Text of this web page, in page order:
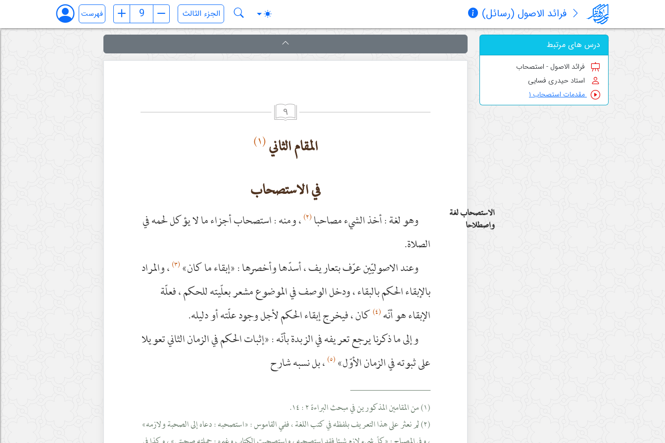
فرائد الاصول (رسائل) فهرست
٩
المقام الثاني(١)
في الاستصحاب
الاستصحاب لغة
واصطلاحا وهو لغة : أخذ الشيء مصاحبا(٢) ، ومنه : استصحاب أجزاء ما لا يؤكل لحمه في
الصلاة.
وعند الاصوليّين عرّف بتعاريف ، أسدّها وأخصرها : «إبقاء ما كان»(٣) ، والمراد
بالإبقاء الحكم بالبقاء ، ودخل الوصف في الموضوع مشعر بعلّيته للحكم ، فعلّة
الإبقاء هو أنّه(٤) كان ، فيخرج إبقاء الحكم لأجل وجود علّته أو دليله.
وإلى ما ذكرنا يرجع تعريفه في الزبدة بأنّه : «إثبات الحكم في الزمان الثاني تعويلا
على ثبوته في الزمان الأوّل»(٥) ، بل نسبه شارح
__________________
(١) من المقامين المذكورين في مبحث البراءة ٢ : ١٤.
(٢) لم نعثر على هذا التعريف بلفظه في كتب اللغة ، ففي القاموس : «استصحبه : دعاه إلى الصحبة ولازمه»
درس های مرتبط
فرائد الاصول - استصحاب
استاد حیدری فسایی
مقدمات استصحاب ۱